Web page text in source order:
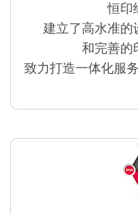
恒印
建立了高水准的
和完善的
致力打造一体化服